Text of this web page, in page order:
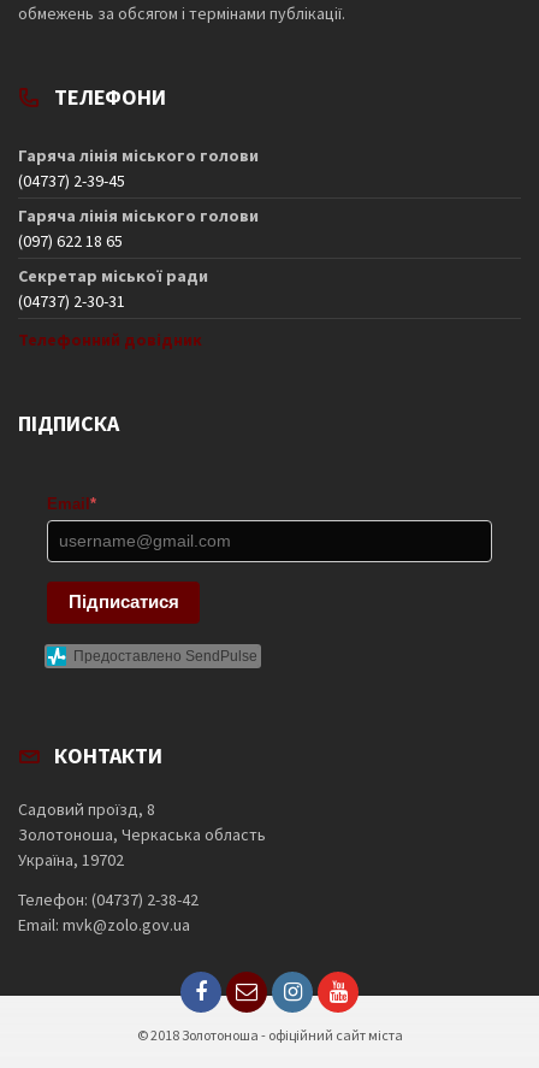
обмежень за обсягом і термінами публікації.
ТЕЛЕФОНИ
Гаряча лінія міського голови
(04737) 2-39-45
Гаряча лінія міського голови
(097) 622 18 65
Секретар міської ради
(04737) 2-30-31
Телефонний довідник
ПІДПИСКА
Email *
Підписатися
Предоставлено SendPulse
КОНТАКТИ
Садовий проїзд, 8
Золотоноша, Черкаська область
Україна, 19702
Телефон: (04737) 2-38-42
Email: mvk@zolo.gov.ua
© 2018 Золотоноша - офіційний сайт міста